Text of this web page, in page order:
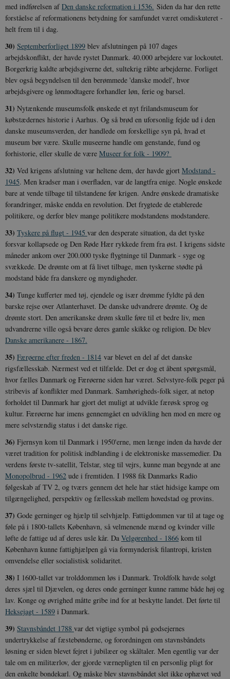
med indførelsen afDen danske reformation i 1536. Siden da har den rette
forståelse af reformationens betydning for samfundet været omdiskuteret -
helt frem til i dag.
30) Septemberforliget 1899 blev afslutningen på 107 dages
arbejdskonflikt, der havde rystet Danmark. 40.000 arbejdere var lockoutet.
Borgerkrig kaldte arbejdsgiverne det, sultekrig råbte arbejderne. Forliget
blev også begyndelsen til den berømmede 'danske model', hvor
arbejdsgivere og lønmodtagere forhandler løn, ferie og barsel.
31) Nytænkende museumsfolk ønskede et nyt frilandsmuseum for
købstædernes historie i Aarhus. Og så brød en uforsonlig fejde ud i den
danske museumsverden, der handlede om forskellige syn på, hvad et
museum bør være. Skulle museerne handle om genstande, fund og
forhistorie, eller skulle de være Museer for folk - 1909?
32) Ved krigens afslutning var heltene dem, der havde gjort Modstand -
1945. Men kradser man i overfladen, var de langtfra enige. Nogle ønskede
bare at vende tilbage til tilstandene før krigen. Andre ønskede dramatiske
forandringer, måske endda en revolution. Det frygtede de etablerede
politikere, og derfor blev mange politikere modstandens modstandere.
33) Tyskere på flugt - 1945 var den desperate situation, da det tyske
forsvar kollapsede og Den Røde Hær rykkede frem fra øst. I krigens sidste
måneder ankom over 200.000 tyske flygtninge til Danmark - syge og
svækkede. De drømte om at få livet tilbage, men tyskerne stødte på
modstand både fra danskere og myndigheder.
34) Tunge kufferter med tøj, ejendele og især drømme fyldte på den
barske rejse over Atlanterhavet. De danske udvandrere drømte. Og de
drømte stort. Den amerikanske drøm skulle føre til et bedre liv, men
udvandrerne ville også bevare deres gamle skikke og religion. De blev
Danske amerikanere - 1867.
35) Færøerne efter freden - 1814 var blevet en del af det danske
rigsfællesskab. Nærmest ved et tilfælde. Det er dog et åbent spørgsmål,
hvor fælles Danmark og Færøerne siden har været. Selvstyre-folk peger på
stribevis af konflikter med Danmark. Samhørigheds-folk siger, at netop
forholdet til Danmark har gjort det muligt at udvikle færøsk sprog og
kultur. Færøerne har imens gennemgået en udvikling hen mod en mere og
mere selvstændig status i det danske rige.
36) Fjernsyn kom til Danmark i 1950'erne, men længe inden da havde der
været tradition for politisk indblanding i de elektroniske massemedier. Da
verdens første tv-satellit, Telstar, steg til vejrs, kunne man begynde at ane
Monopolbrud - 1962 ude i fremtiden. I 1988 fik Danmarks Radio
følgeskab af TV 2, og tværs gennem det hele har stået hidsige kampe om
tilgængelighed, perspektiv og fællesskab mellem hovedstad og provins.
37) Gode gerninger og hjælp til selvhjælp. Fattigdommen var til at tage og
føle på i 1800-tallets København, så velmenende mænd og kvinder ville
løfte de fattige ud af deres usle kår. Da Velgørenhed - 1866 kom til
København kunne fattighjælpen gå via formynderisk filantropi, kristen
omvendelse eller socialistisk solidaritet.
38) I 1600-tallet var trolddommen løs i Danmark. Troldfolk havde solgt
deres sjæl til Djævelen, og deres onde gerninger kunne ramme både høj og
lav. Konge og øvrighed måtte gribe ind for at beskytte landet. Det førte til
Heksejagt - 1589 i Danmark.
39) Stavnsbåndet 1788 var det vigtige symbol på godsejernes
undertrykkelse af fæstebønderne, og forordningen om stavnsbåndets
løsning er siden blevet fejret i jubilæer og skåltaler. Men egentlig var der
tale om en militærlov, der gjorde værnepligten til en personlig pligt for
den enkelte bondekarl. Og måske blev stavnsbåndet slet ikke ophævet ved